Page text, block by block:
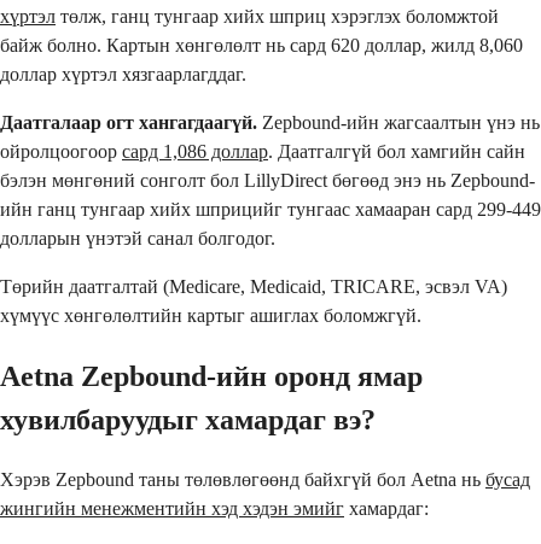
хүртэл төлж, ганц тунгаар хийх шприц хэрэглэх боломжтой
байж болно. Картын хөнгөлөлт нь сард 620 доллар, жилд 8,060
доллар хүртэл хязгаарлагддаг.
Даатгалаар огт хангагдаагүй. Zepbound-ийн жагсаалтын үнэ нь
ойролцоогоор сард 1,086 доллар. Даатгалгүй бол хамгийн сайн
бэлэн мөнгөний сонголт бол LillyDirect бөгөөд энэ нь Zepbound-
ийн ганц тунгаар хийх шприцийг тунгаас хамааран сард 299-449
долларын үнэтэй санал болгодог.
Төрийн даатгалтай (Medicare, Medicaid, TRICARE, эсвэл VA)
хүмүүс хөнгөлөлтийн картыг ашиглах боломжгүй.
Aetna Zepbound-ийн оронд ямар
хувилбаруудыг хамардаг вэ?
Хэрэв Zepbound таны төлөвлөгөөнд байхгүй бол Aetna нь бусад
жингийн менежментийн хэд хэдэн эмийг хамардаг: